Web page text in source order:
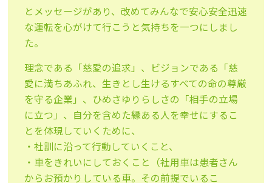
とメッセージがあり、改めてみんなで安心安全迅速
な運転を心がけて行こうと気持ちを一つにしまし
た。
理念である「慈愛の追求」、ビジョンである「慈
愛に満ちあふれ、生きとし生けるすべての命の尊厳
を守る企業」、ひめさゆりらしさの「相手の立場
に立つ」、自分を含めた縁ある人を幸せにするこ
とを体現していくために、
・社訓に沿って行動していくこと、
・車をきれいにしておくこと（社用車は患者さん
からお預かりしている車。その前提でいるこ